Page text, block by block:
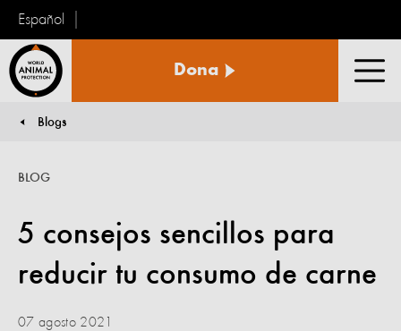
Español
Animal
Dona
You are here:
Blogs
5 consejos sencillos para
reducir tu consumo de carne
BLOG
07 agosto 2021